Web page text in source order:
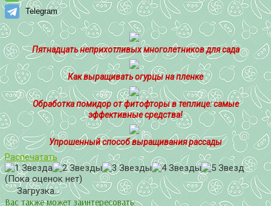
Telegram
Пятнадцать неприхотливых многолетников для сада
Как выращивать огурцы на пленке
Обработка помидор от фитофторы в теплице: самые
эффективные средства!
Упрошенный способ выращивания рассады
Распечатать
(Пока оценок нет)
Загрузка...
Вас также может заинтересовать: